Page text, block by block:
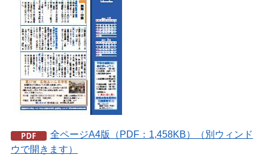
全ページA4版（PDF：1,458KB）（別ウィンド
ウで開きます）